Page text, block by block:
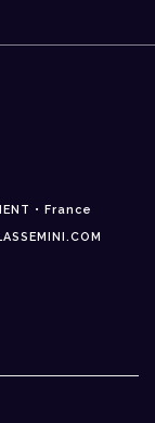
• France